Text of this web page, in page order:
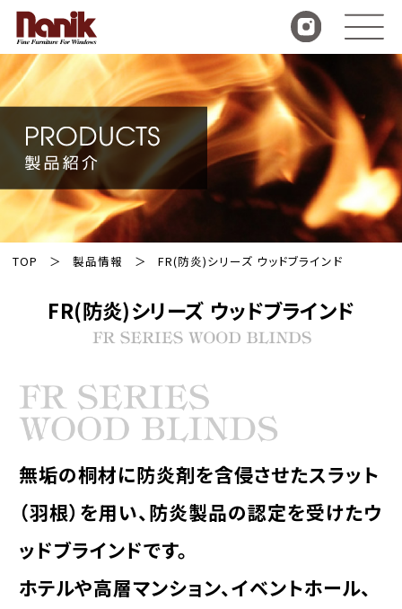
TOP 製品情報 FR(防炎)シリーズ ウッドブラインド
FR(防炎)シリーズ ウッドブラインド
無垢の桐材に防炎剤を含侵させたスラット
（羽根）を用い、防炎製品の認定を受けたウ
ッドブラインドです。
ホテルや高層マンション、イベントホール、